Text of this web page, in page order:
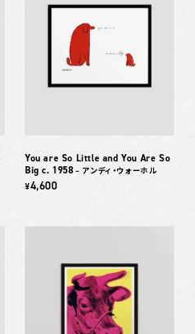
You are So Little and You Are So
Big c. 1958 – アンディ・ウォーホル
¥4,600